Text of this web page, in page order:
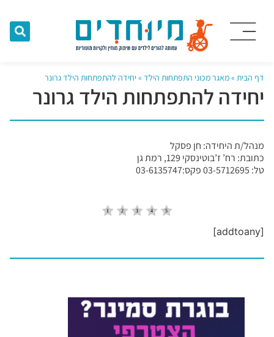
דף הבית »מאגר מכוני התפתחות הילד »יחידה להתפתחות הילד גרונר
יחידה להתפתחות הילד גרונר
מנהל/ת היחידה: חן פסקל
כתובת: רח’ ז’בוטינסקי 129, רמת גן
טל: 03-5712695 פקס:03-6135747
[addtoany]